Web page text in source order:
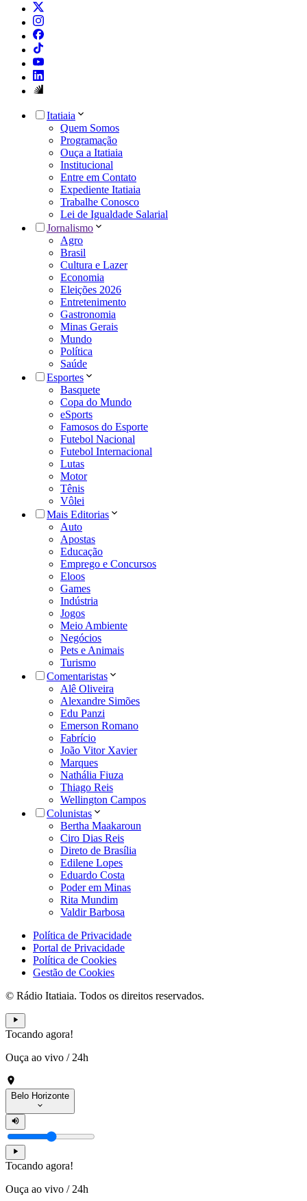
Itatiaia
Quem Somos
Programação
Ouça a Itatiaia
Institucional
Entre em Contato
Expediente Itatiaia
Trabalhe Conosco
Lei de Igualdade Salarial
Jornalismo
Agro
Brasil
Cultura e Lazer
Economia
Eleições 2026
Entretenimento
Gastronomia
Minas Gerais
Mundo
Política
Saúde
Esportes
Basquete
Copa do Mundo
eSports
Famosos do Esporte
Futebol Nacional
Futebol Internacional
Lutas
Motor
Tênis
Vôlei
Mais Editorias
Auto
Apostas
Educação
Emprego e Concursos
Eloos
Games
Indústria
Jogos
Meio Ambiente
Negócios
Pets e Animais
Turismo
Comentaristas
Alê Oliveira
Alexandre Simões
Edu Panzi
Emerson Romano
Fabrício
João Vitor Xavier
Marques
Nathália Fiuza
Thiago Reis
Wellington Campos
Colunistas
Bertha Maakaroun
Ciro Dias Reis
Direto de Brasília
Edilene Lopes
Eduardo Costa
Poder em Minas
Rita Mundim
Valdir Barbosa
Política de Privacidade
Portal de Privacidade
Política de Cookies
Gestão de Cookies
© Rádio Itatiaia. Todos os direitos reservados.
Tocando agora!
Ouça ao vivo / 24h
Belo Horizonte
Tocando agora!
Ouça ao vivo / 24h